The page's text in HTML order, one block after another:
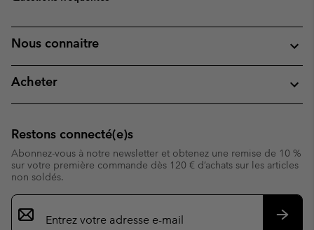
Nous connaitre
Acheter
Restons connecté(e)s
Abonnez-vous à notre newsletter et obtenez une remise de 10 %
sur votre première commande dès 120 € d’achats sur les articles
non soldés.
Inscription
par